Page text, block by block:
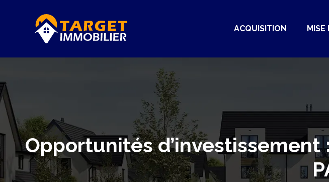
ACQUISITION MISE
Opportunités d’investissement